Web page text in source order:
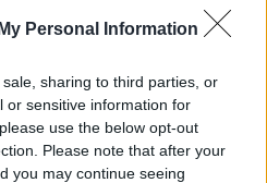
Personal Information
sharing to third parties, or
or sensitive information for
use the below opt-out
Please note that after your
you may continue seeing